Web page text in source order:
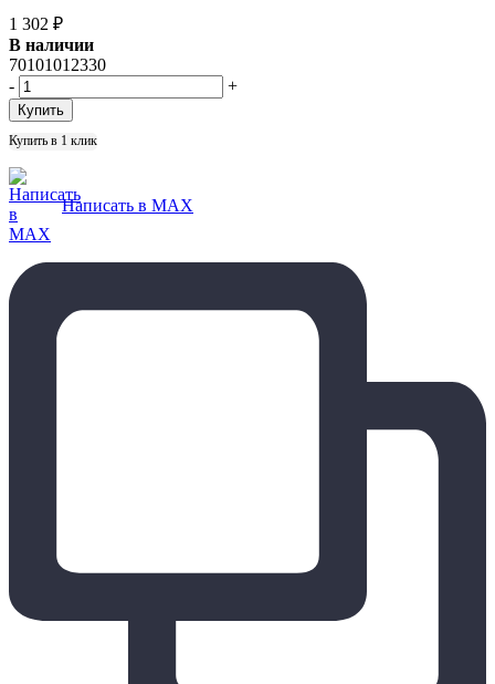
1 302 ₽
В наличии
70101012330
-
+
Купить в 1 клик
Написать в MAX